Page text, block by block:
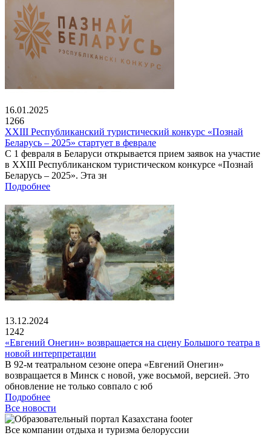
16.01.2025
1266
XXIII Республиканский туристический конкурс «Познай
Беларусь – 2025» стартует в феврале
С 1 февраля в Беларуси открывается прием заявок на участие
в XXIII Республиканском туристическом конкурсе «Познай
Беларусь – 2025». Эта зн
Подробнее
13.12.2024
1242
«Евгений Онегин» возвращается на сцену Большого театра в
новой интерпретации
В 92-м театральном сезоне опера «Евгений Онегин»
возвращается в Минск с новой, уже восьмой, версией. Это
обновление не только совпало с юб
Подробнее
Все новости
Все компании отдыха и туризма белоруссии